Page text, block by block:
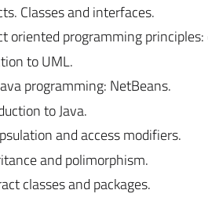
Classes and interfaces.
oriented programming
to UML.
programming: NetBeans.
to Java.
and access modifiers.
and polimorphism.
classes and packages.